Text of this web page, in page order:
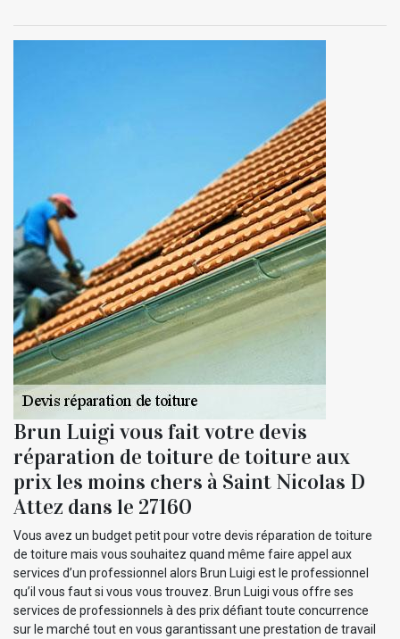
Brun Luigi vous fait votre devis
réparation de toiture de toiture aux
prix les moins chers à Saint Nicolas D
Attez dans le 27160
Vous avez un budget petit pour votre devis réparation de toiture
de toiture mais vous souhaitez quand même faire appel aux
services d’un professionnel alors Brun Luigi est le professionnel
qu’il vous faut si vous vous trouvez. Brun Luigi vous offre ses
services de professionnels à des prix défiant toute concurrence
sur le marché tout en vous garantissant une prestation de travail